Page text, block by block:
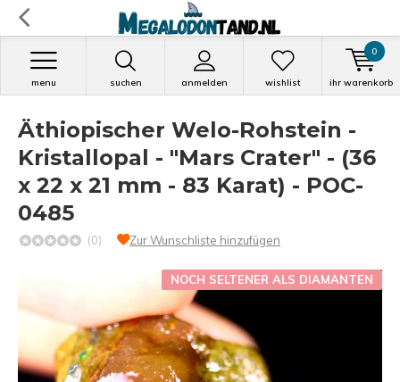
suchen anmelden
menu wishlist ihr warenkorb
0
Äthiopischer Welo-Rohstein -
Kristallopal - "Mars Crater" - (36
x 22 x 21 mm - 83 Karat) - POC-
0485
(0) Zur Wunschliste hinzufügen
NOCH SELTENER ALS DIAMANTEN